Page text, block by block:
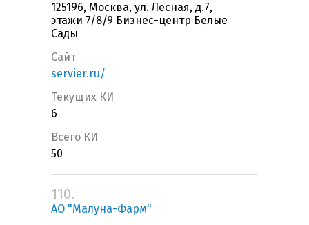
125196, Москва, ул. Лесная, д.7,
этажи 7/8/9 Бизнес-центр Белые
Сады
Сайт
servier.ru/
Текущих КИ
6
Всего КИ
50
110.
АО "Малуна-Фарм"